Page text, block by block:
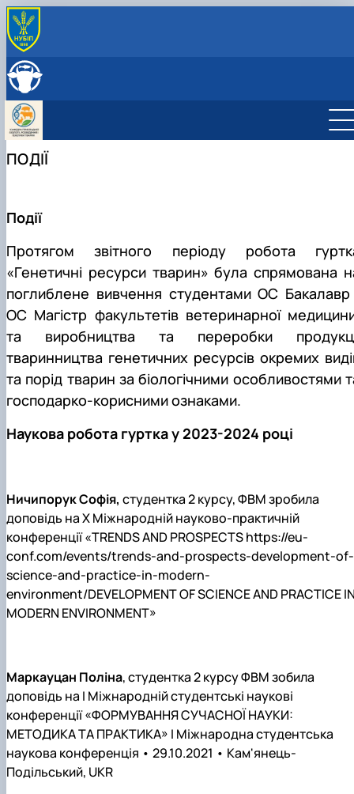
ПРО КАФЕДРУ
Можливості працевлаштування
НАУКОВА ДІЯЛЬНІСТЬ
Гурток "Генетика тварин"
ПОДІЇ
Події
Протягом звітного періоду робота
«Генетичні ресурси тварин» була спрямована
поглиблене вивчення студентами ОС Бакалавр
ОС Магістр факультетів ветеринарної
та виробництва та переробки
тваринництва генетичних ресурсів окремих
та порід тварин за біологічними особливостями
господарко-корисними ознаками.
Наукова робота гуртка у 2023-2024 році
Ничипорук Софія, студентка 2 курсу, ФВМ зробила
доповідь наXМіжнародній науково-практичній
конференції «TRENDS AND PROSPECTS https://eu-
conf.com/events/trends-and-prospects-development-of-
science-and-practice-in-modern-
environment/DEVELOPMENT OF SCIENCE AND PRACTICE
MODERN ENVIRONMENT»
Маркауцан Поліна, студентка 2 курсу ФВМ зобила
доповідь на I Міжнародній студентські наукові
конференції «ФОРМУВАННЯ СУЧАСНОЇ НАУКИ:
МЕТОДИКА ТА ПРАКТИКА» I Міжнародна студентська
наукова конференція • 29.10.2021 • Кам'янець-
Подільський, UKR